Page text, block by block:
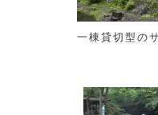
一棟貸切型の